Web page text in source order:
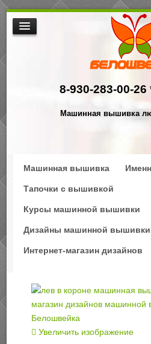
8-930-283-00-
Машинная вышивка
МАШИННАЯ ВЫШИВКА
НАША ПРОДУКЦИЯ
$АКЦИИ
Машинная вышивка
Тапочки с вышивкой
Курсы машинной вышивки
Дизайны машинной вышивки
Интернет-магазин дизайнов
Увеличить изображение